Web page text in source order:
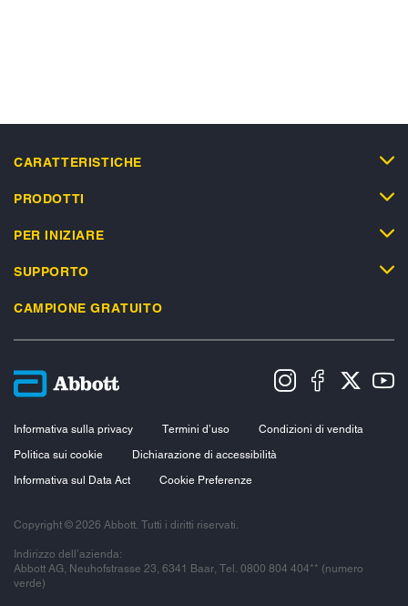
CARATTERISTICHE
PRODOTTI
PER INIZIARE
SUPPORTO
CAMPIONE GRATUITO
Informativa sulla privacy Termini d’uso
Condizioni di vendita
Politica sui cookie
Dichiarazione di accessibilità
Informativa sul Data Act
Cookie Preferenze
Copyright © 2026 Abbott. Tutti i diritti riservati.
Indirizzo dell’azienda:
Abbott AG, Neuhofstrasse 23, 6341 Baar, Tel. 0800 804 404** (numero
verde)